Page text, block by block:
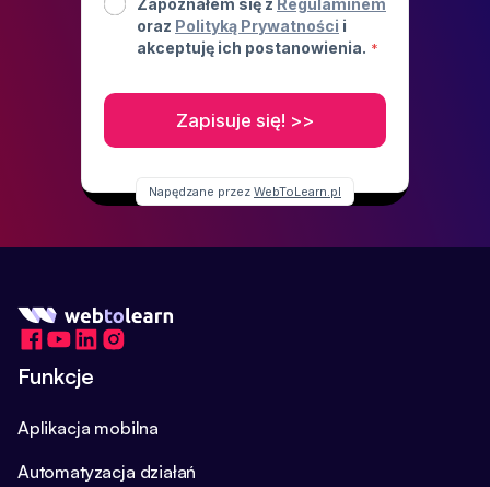
Funkcje
Aplikacja mobilna
Automatyzacja działań